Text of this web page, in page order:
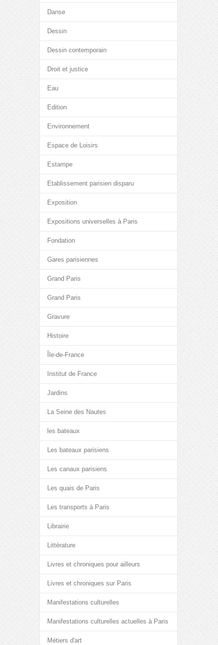
Danse
Dessin
Dessin contemporain
Droit et justice
Eau
Edition
Environnement
Espace de Loisirs
Estampe
Etablissement parisien disparu
Exposition
Expositions universelles à Paris
Fondation
Gares parisiennes
Grand Paris
Grand Paris
Gravure
Histoire
Île-de-France
Institut de France
Jardins
La Seine des Nautes
les bateaux
Les bateaux parisiens
Les canaux parisiens
Les quais de Paris
Les transports à Paris
Librairie
Littérature
Livres et chroniques pour ailleurs
Livres et chroniques sur Paris
Manifestations culturelles
Manifestations culturelles actuelles à Paris
Métiers d'art